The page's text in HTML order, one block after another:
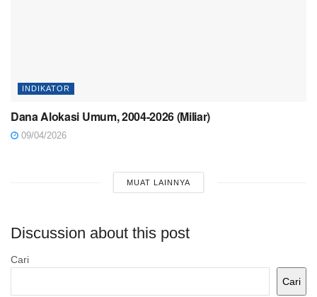
INDIKATOR
Dana Alokasi Umum, 2004-2026 (Miliar)
09/04/2026
MUAT LAINNYA
Discussion about this post
Cari
Cari